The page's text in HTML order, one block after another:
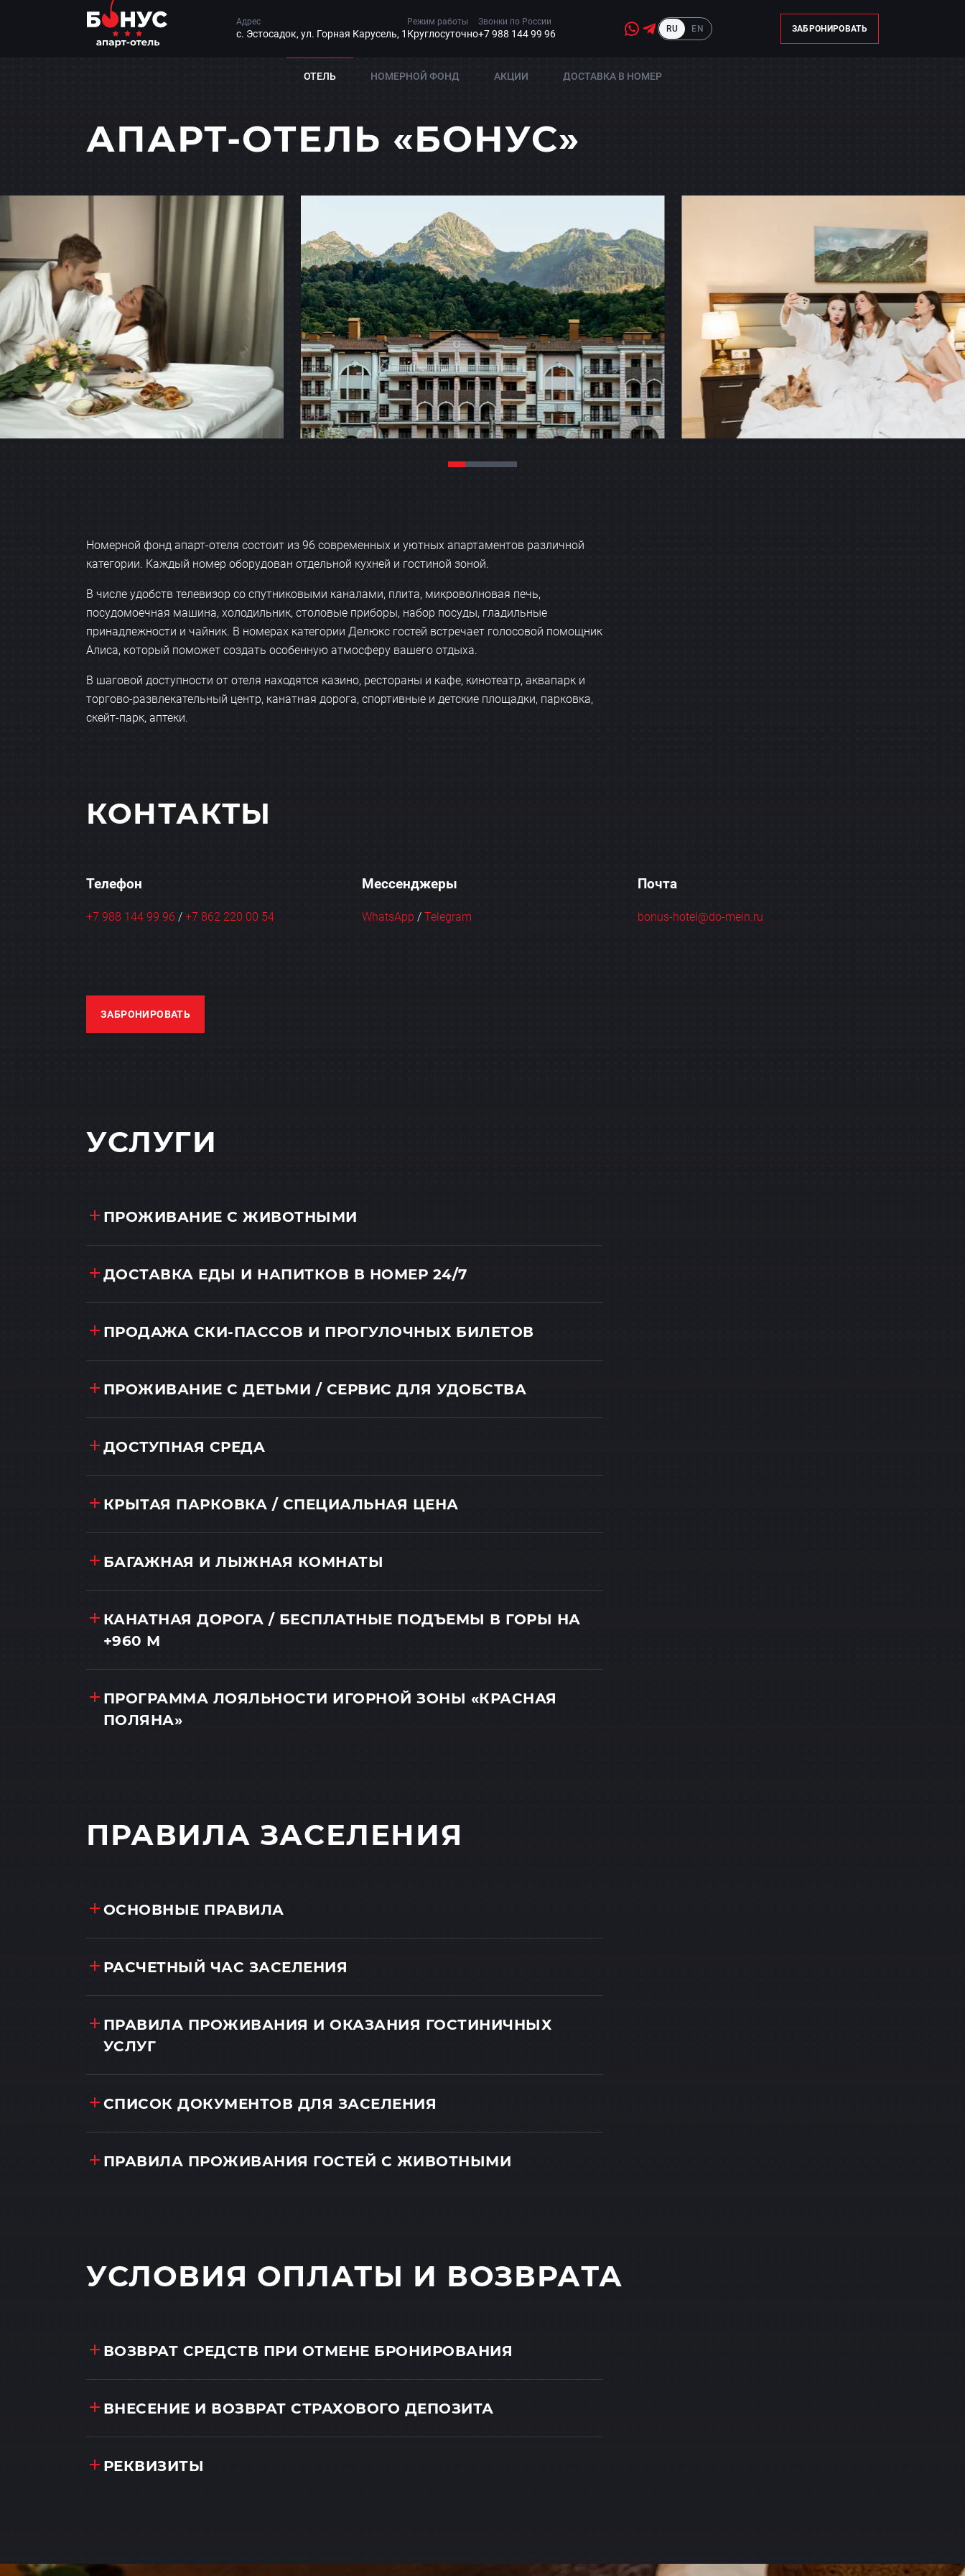
Адрес
с. Эстосадок, ул. Горная Карусель, 1
Режим работы
Круглосуточно
Звонки по России
+7 988 144 99 96 ЗАБРОНИРОВАТЬ
ОТЕЛЬ НОМЕРНОЙ ФОНД АКЦИИ ДОСТАВКА В НОМЕР
АПАРТ-ОТЕЛЬ «БОНУС»
Номерной фонд апарт-отеля состоит из 96 современных и уютных апартаментов различной
категории. Каждый номер оборудован отдельной кухней и гостиной зоной.
В числе удобств телевизор со спутниковыми каналами, плита, микроволновая печь,
посудомоечная машина, холодильник, столовые приборы, набор посуды, гладильные
принадлежности и чайник. В номерах категории Делюкс гостей встречает голосовой помощник
Алиса, который поможет создать особенную атмосферу вашего отдыха.
В шаговой доступности от отеля находятся казино, рестораны и кафе, кинотеатр, аквапарк и
торгово-развлекательный центр, канатная дорога, спортивные и детские площадки, парковка,
скейт-парк, аптеки.
КОНТАКТЫ
Телефон
+7 988 144 99 96 / +7 862 220 00 54
Мессенджеры
WhatsApp / Telegram
Почта
bonus-hotel@do-mein.ru
ЗАБРОНИРОВАТЬ
УСЛУГИ
ПРОЖИВАНИЕ С ЖИВОТНЫМИ
ДОСТАВКА ЕДЫ И НАПИТКОВ В НОМЕР 24/7
ПРОДАЖА СКИ-ПАССОВ И ПРОГУЛОЧНЫХ БИЛЕТОВ
ПРОЖИВАНИЕ С ДЕТЬМИ / СЕРВИС ДЛЯ УДОБСТВА
ДОСТУПНАЯ СРЕДА
КРЫТАЯ ПАРКОВКА / СПЕЦИАЛЬНАЯ ЦЕНА
БАГАЖНАЯ И ЛЫЖНАЯ КОМНАТЫ
КАНАТНАЯ ДОРОГА / БЕСПЛАТНЫЕ ПОДЪЕМЫ В ГОРЫ НА
+960 М
ПРОГРАММА ЛОЯЛЬНОСТИ ИГОРНОЙ ЗОНЫ «КРАСНАЯ
ПОЛЯНА»
ПРАВИЛА ЗАСЕЛЕНИЯ
ОСНОВНЫЕ ПРАВИЛА
РАСЧЕТНЫЙ ЧАС ЗАСЕЛЕНИЯ
ПРАВИЛА ПРОЖИВАНИЯ И ОКАЗАНИЯ ГОСТИНИЧНЫХ
УСЛУГ
СПИСОК ДОКУМЕНТОВ ДЛЯ ЗАСЕЛЕНИЯ
ПРАВИЛА ПРОЖИВАНИЯ ГОСТЕЙ С ЖИВОТНЫМИ
УСЛОВИЯ ОПЛАТЫ И ВОЗВРАТА
ВОЗВРАТ СРЕДСТВ ПРИ ОТМЕНЕ БРОНИРОВАНИЯ
ВНЕСЕНИЕ И ВОЗВРАТ СТРАХОВОГО ДЕПОЗИТА
РЕКВИЗИТЫ